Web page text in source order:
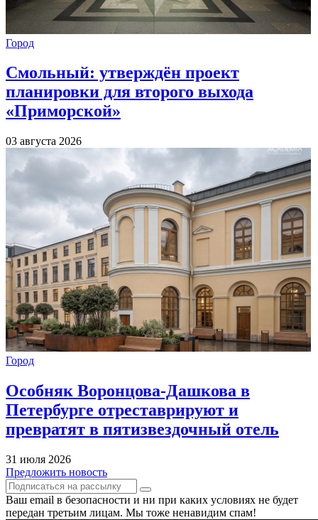
Город
Смольный: утверждён проект
планировки для второго выхода
«Приморской»
03 августа 2026
Город
Особняк Воронцова-Дашкова в
Петербурге отреставрируют и
превратят в пятизвездочный отель
31 июля 2026
Предложить новость
Ваш email в безопасности и ни при каких условиях не будет
передан третьим лицам. Мы тоже ненавидим спам!